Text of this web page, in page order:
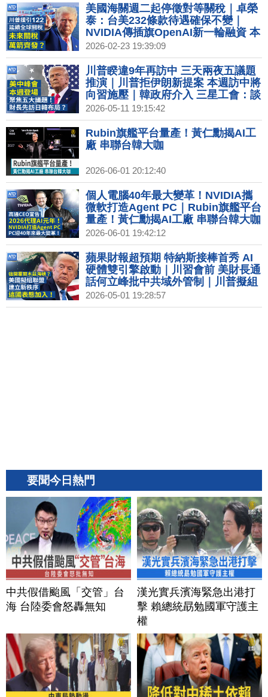
美國海關週二起停徵對等關稅｜卓榮
泰：台美232條款待遇確保不變｜
NVIDIA傳插旗OpenAI新一輪融資 本
週財報成全球焦點｜川普關稅還有甚
麼招？盤點五大關稅法律工具
2026-02-23 19:39:09
川普睽違9年再訪中 三天兩夜五議題
推演｜川普拒伊朗新提案 本週訪中將
向習施壓｜韓政府介入 三星工會：談
判如未預期 續推大罷工｜AI巨頭擴大
融資 Alphabet將首次發行日圓債券
2026-05-11 19:15:42
Rubin旗艦平台量產！黃仁勳揭AI工
廠 串聯台韓大咖
2026-06-01 20:12:40
個人電腦40年最大變革！NVIDIA攜
微軟打造Agent PC｜Rubin旗艦平台
量產！黃仁勳揭AI工廠 串聯台韓大咖
｜高通CEO宣告「2026代理AI元年」
新伺服器機櫃亮相｜中國製造業PMI
降至三個月低點
2026-06-01 19:42:12
蘋果財報超預期 特納斯接棒首秀 AI
硬體雙引擎啟動｜川習會前 美財長通
話何立峰批中共域外管制｜川普擬組
霍爾木茲海峽聯盟 立陶宛表態加入｜
終端需求警訊？半導體通膨成行 代
2026-05-01 19:28:57
要聞今日熱門
中共假借颱風「交管」台
海 台陸委會怒轟無知
漢光實兵濱海緊急出港打
擊 賴總統勗勉國軍守護主
權